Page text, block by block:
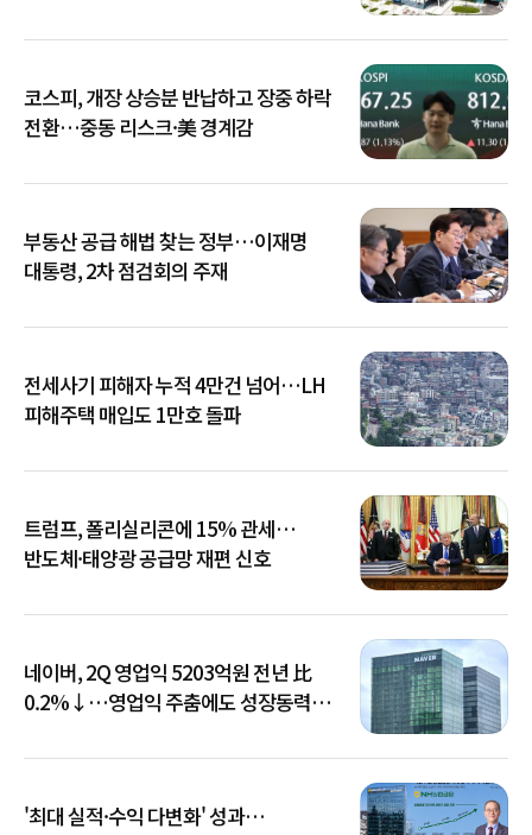
코스피, 개장 상승분 반납하고 장중 하락
전환…중동 리스크·美 경계감
부동산 공급 해법 찾는 정부…이재명
대통령, 2차 점검회의 주재
전세사기 피해자 누적 4만건 넘어…LH
피해주택 매입도 1만호 돌파
트럼프, 폴리실리콘에 15% 관세…
반도체·태양광 공급망 재편 신호
네이버, 2Q 영업익 5203억원 전년 比
0.2%↓…영업익 주춤에도 성장동력
'최대 실적·수익 다변화' 성과…